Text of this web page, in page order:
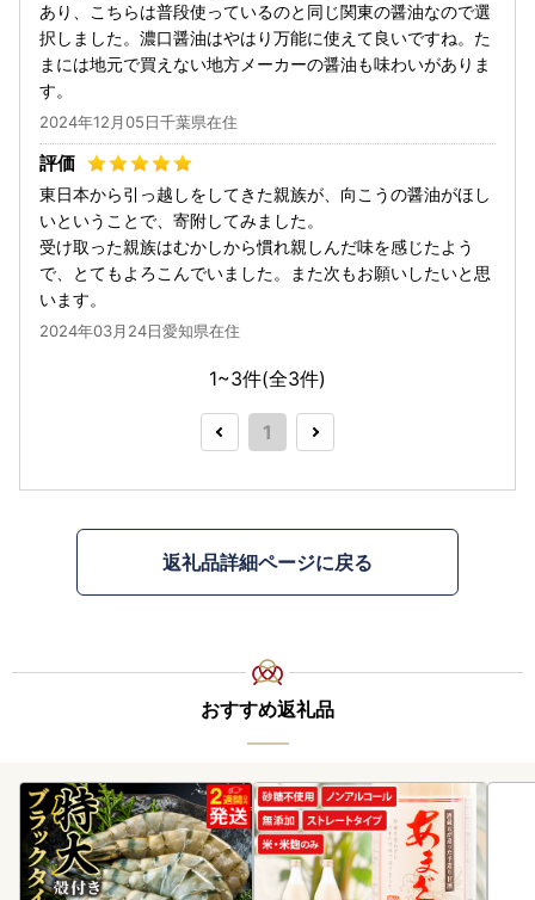
あり、こちらは普段使っているのと同じ関東の醤油なので選
択しました。濃口醤油はやはり万能に使えて良いですね。た
まには地元で買えない地方メーカーの醤油も味わいがありま
す。
2024年12月05日千葉県在住
東日本から引っ越しをしてきた親族が、向こうの醤油がほし
いということで、寄附してみました。
受け取った親族はむかしから慣れ親しんだ味を感じたよう
で、とてもよろこんでいました。また次もお願いしたいと思
います。
2024年03月24日愛知県在住
1~3件(全3件)
1
返礼品詳細ページに戻る
おすすめ返礼品